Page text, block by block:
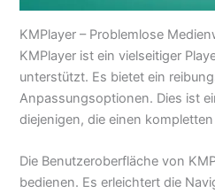
KMPlayer – Problemlose
KMPlayer ist ein vielseitiger
unterstützt. Es bietet ein
Anpassungsoptionen. Dies ist
diejenigen, die einen
Die Benutzeroberfläche von
bedienen. Es erleichtert die